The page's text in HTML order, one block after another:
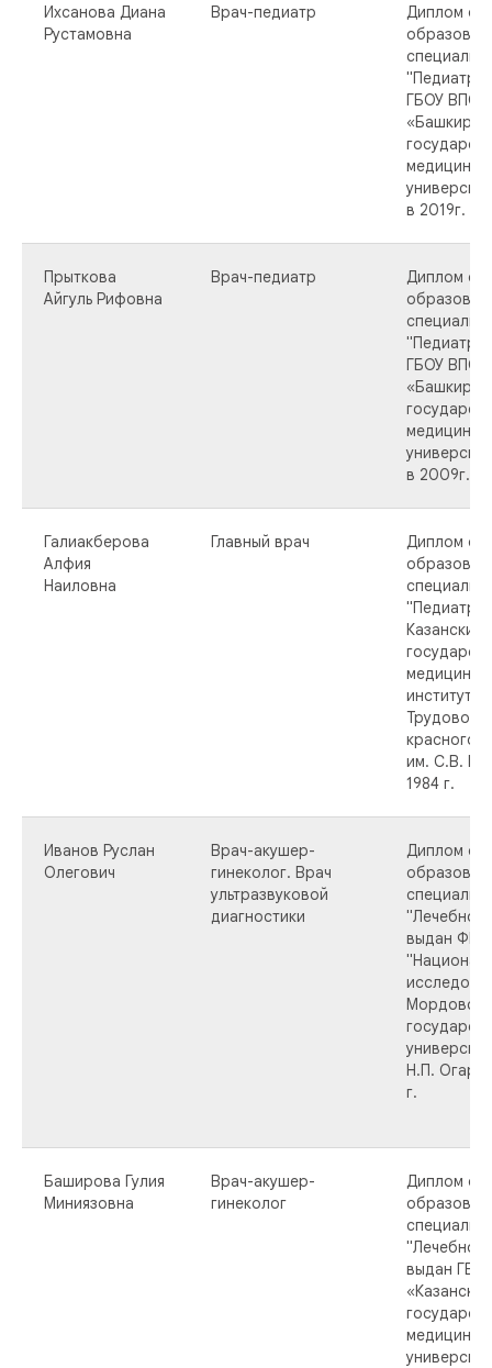
Ихсанова Диана
Рустамовна
Врач-педиатр
Диплом о
ГБОУ ВПО
в 2019г.
Прыткова
Айгуль Рифовна
Врач-педиатр
Диплом о
ГБОУ ВПО
в 2009г.
Галиакберова
Алфия
Наиловна
Главный врач
Диплом о
Казанским
Трудового
красного
им. С.В.
1984 г.
Иванов Руслан
Олегович
Врач-акушер-
гинеколог. Врач
ультразвуковой
диагностики
Диплом о
"Лечебное
выдан
Н.П.
г.
Баширова Гулия
Миниязовна
Врач-акушер-
гинеколог
Диплом о
"Лечебное
выдан
«Казанский